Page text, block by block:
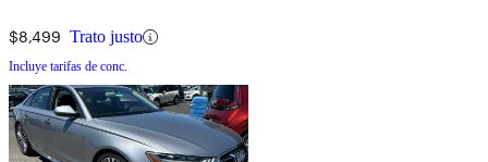
$8,499 Trato justo
Incluye tarifas de conc.